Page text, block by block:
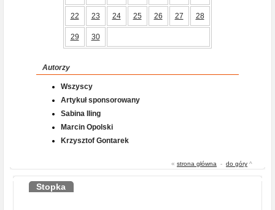
22 23 24 25 26 27 28
29 30
Autorzy
Wszyscy
Artykuł sponsorowany
Sabina Iling
Marcin Opolski
Krzysztof Gontarek
« strona główna - do góry ^
Stopka